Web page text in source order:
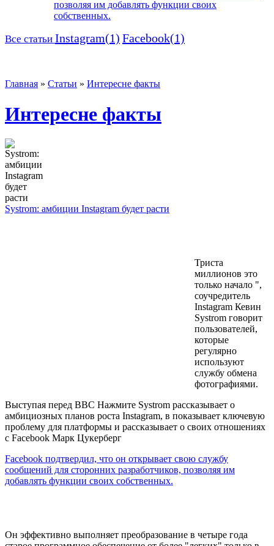
позволяя им добавлять функции своих
собственных.
Все статьи Instagram(1) Facebook(1)
Главная » Статьи » Интересне факты
Интересне факты
Systrom: амбиции Instagram будет расти
Триста
миллионов это
только начало ",
соучредитель
Instagram Кевин
Systrom говорит
пользователей,
которые
регулярно
используют
службу обмена
фотографиями.
Выступая перед BBC Нажмите Systrom рассказывает о
амбициозных планов роста Instagram, в показывает ключевую
проблему для платформы и рассказывает о своих отношениях
с Facebook Марк Цукерберг
Facebook подтвердил, что он открывает свою службу
сообщений для сторонних разработчиков, позволяя им
добавлять функции своих собственных.
Он эффективно выполняет преобразование в четыре года